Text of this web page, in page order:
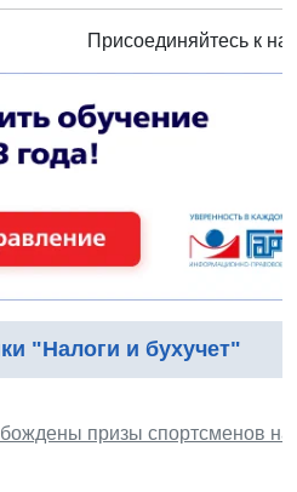
Присоединяйтесь к
"Налоги и бухучет"
призы спортсменов